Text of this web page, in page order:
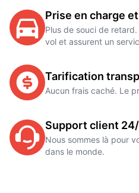
Prise en charge
Plus de souci de
vol et assurent un
Tarification
Aucun frais caché. Le
Support client
Nous sommes là pour
dans le monde.